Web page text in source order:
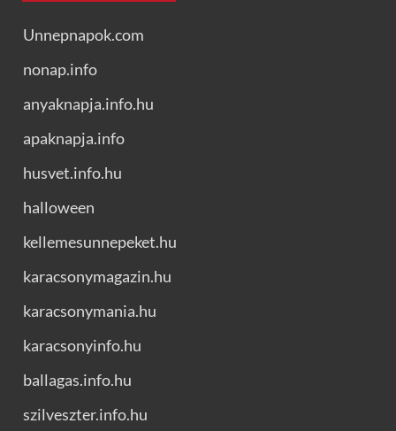
Unnepnapok.com
nonap.info
anyaknapja.info.hu
apaknapja.info
husvet.info.hu
halloween
kellemesunnepeket.hu
karacsonymagazin.hu
karacsonymania.hu
karacsonyinfo.hu
ballagas.info.hu
szilveszter.info.hu